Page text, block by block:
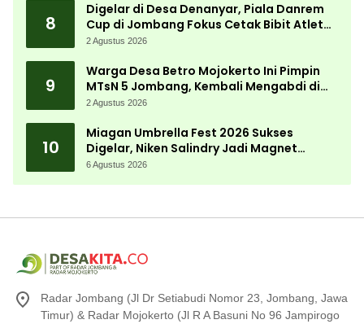
8
Digelar di Desa Denanyar, Piala Danrem
Cup di Jombang Fokus Cetak Bibit Atlet
Menembak Berprestasi
2 Agustus 2026
9
Warga Desa Betro Mojokerto Ini Pimpin
MTsN 5 Jombang, Kembali Mengabdi di
Almamater
2 Agustus 2026
10
Miagan Umbrella Fest 2026 Sukses
Digelar, Niken Salindry Jadi Magnet
Ribuan Pengunjung
6 Agustus 2026
Radar Jombang (Jl Dr Setiabudi Nomor 23, Jombang, Jawa
Timur) & Radar Mojokerto (Jl R A Basuni No 96 Jampirogo